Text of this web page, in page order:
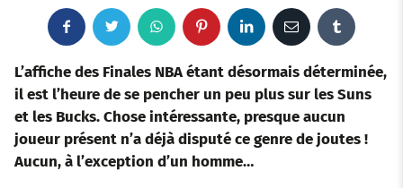
a
c
e
i
t
W
h
a
t
P
n
t
n
k
E
m
a
i
u
m
b
L’affiche des Finales NBA étant désormais déterminée,
il est l’heure de se pencher un peu plus sur les Suns
et les Bucks. Chose intéressante, presque aucun
joueur présent n’a déjà disputé ce genre de joutes !
Aucun, à l’exception d’un homme…